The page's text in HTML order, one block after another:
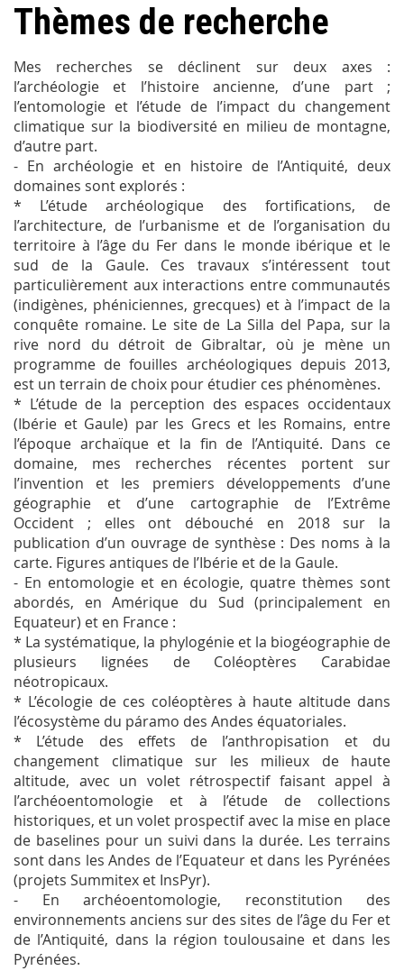
Thèmes de recherche
Mes recherches se déclinent sur deux axes :
l’archéologie et l’histoire ancienne, d’une part ;
l’entomologie et l’étude de l’impact du changement
climatique sur la biodiversité en milieu de montagne,
d’autre part.
- En archéologie et en histoire de l’Antiquité, deux
domaines sont explorés :
* L’étude archéologique des fortifications, de
l’architecture, de l’urbanisme et de l’organisation du
territoire à l’âge du Fer dans le monde ibérique et le
sud de la Gaule. Ces travaux s’intéressent tout
particulièrement aux interactions entre communautés
(indigènes, phéniciennes, grecques) et à l’impact de la
conquête romaine. Le site de La Silla del Papa, sur la
rive nord du détroit de Gibraltar, où je mène un
programme de fouilles archéologiques depuis 2013,
est un terrain de choix pour étudier ces phénomènes.
* L’étude de la perception des espaces occidentaux
(Ibérie et Gaule) par les Grecs et les Romains, entre
l’époque archaïque et la fin de l’Antiquité. Dans ce
domaine, mes recherches récentes portent sur
l’invention et les premiers développements d’une
géographie et d’une cartographie de l’Extrême
Occident ; elles ont débouché en 2018 sur la
publication d’un ouvrage de synthèse : Des noms à la
carte. Figures antiques de l’Ibérie et de la Gaule.
- En entomologie et en écologie, quatre thèmes sont
abordés, en Amérique du Sud (principalement en
Equateur) et en France :
* La systématique, la phylogénie et la biogéographie de
plusieurs lignées de Coléoptères Carabidae
néotropicaux.
* L’écologie de ces coléoptères à haute altitude dans
l’écosystème du páramo des Andes équatoriales.
* L’étude des effets de l’anthropisation et du
changement climatique sur les milieux de haute
altitude, avec un volet rétrospectif faisant appel à
l’archéoentomologie et à l’étude de collections
historiques, et un volet prospectif avec la mise en place
de baselines pour un suivi dans la durée. Les terrains
sont dans les Andes de l’Equateur et dans les Pyrénées
(projets Summitex et InsPyr).
- En archéoentomologie, reconstitution des
environnements anciens sur des sites de l’âge du Fer et
de l’Antiquité, dans la région toulousaine et dans les
Pyrénées.